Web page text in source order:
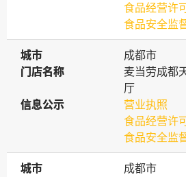
食品经营许
食品安全监
城市
城市
成都市
门店名称
门店名称
麦当劳成都
厅
信息公示
信息公示
营业执照
食品经营许
食品安全监
城市
城市
成都市